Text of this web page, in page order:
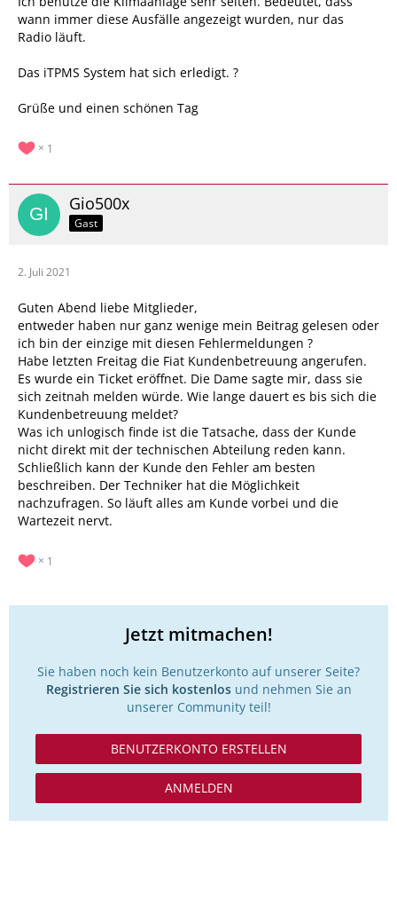
wann immer diese Ausfälle angezeigt wurden, nur das
Radio läuft.
Das iTPMS System hat sich erledigt. ?
Grüße und einen schönen Tag
1
Gio500x
Gast
2. Juli 2021
Guten Abend liebe Mitglieder,
entweder haben nur ganz wenige mein Beitrag gelesen oder
ich bin der einzige mit diesen Fehlermeldungen ?
Habe letzten Freitag die Fiat Kundenbetreuung angerufen.
Es wurde ein Ticket eröffnet. Die Dame sagte mir, dass sie
sich zeitnah melden würde. Wie lange dauert es bis sich die
Kundenbetreuung meldet?
Was ich unlogisch finde ist die Tatsache, dass der Kunde
nicht direkt mit der technischen Abteilung reden kann.
Schließlich kann der Kunde den Fehler am besten
beschreiben. Der Techniker hat die Möglichkeit
nachzufragen. So läuft alles am Kunde vorbei und die
Wartezeit nervt.
1
Jetzt mitmachen!
Sie haben noch kein Benutzerkonto auf unserer Seite?
Registrieren Sie sich kostenlosund nehmen Sie an
unserer Community teil!
BENUTZERKONTO ERSTELLEN
ANMELDEN